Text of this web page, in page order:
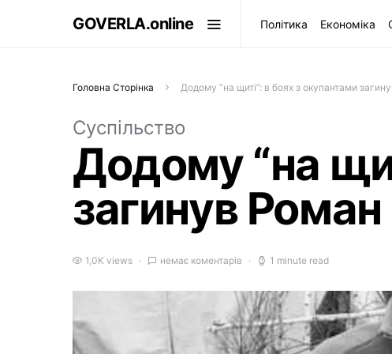
GOVERLA.online Політика Економіка
Головна Сторінка Додому “на щиті”: в боях з окупантами
Суспільство
Додому “на
загинув Роман
1,0K views немає коментарів 1 minute read